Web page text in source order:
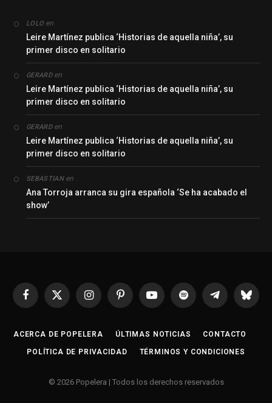
LOLO en
Leire Martínez publica ‘Historias de aquella niña’, su
primer disco en solitario
GERARDen
Leire Martínez publica ‘Historias de aquella niña’, su
primer disco en solitario
GERARDen
Leire Martínez publica ‘Historias de aquella niña’, su
primer disco en solitario
SEBASTIANen
Ana Torroja arranca su gira española ‘Se ha acabado el
show’
Facebook
X
InstagramPinterestYouTubeSpotify Telegrama
ACERCA DE POPELERA ÚLTIMAS NOTICIAS CONTACTO
POLÍTICA DE PRIVACIDAD TÉRMINOS Y CONDICIONES
© 2026 Popelera | Todos los derechos reservados